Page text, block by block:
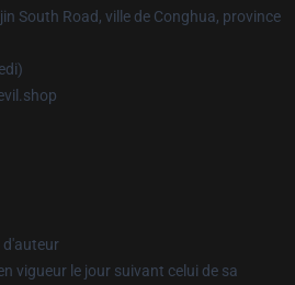
South Road, ville de Conghua, province
d'auteur
vigueur le jour suivant celui de sa